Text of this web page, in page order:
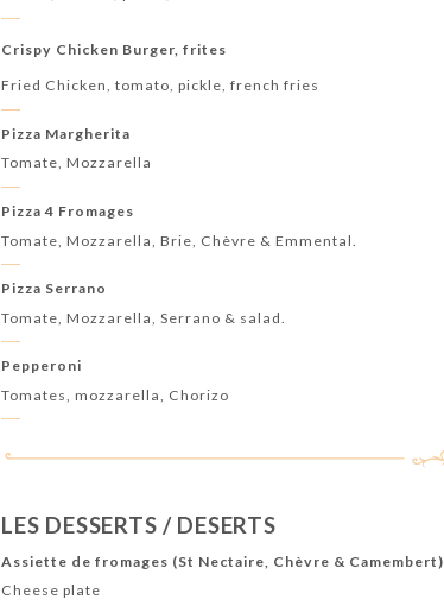
Crispy Chicken Burger, frites
Fried Chicken, tomato, pickle, french fries
Pizza Margherita
Tomate, Mozzarella
Pizza 4 Fromages
Tomate, Mozzarella, Brie, Chèvre & Emmental.
Pizza Serrano
Tomate, Mozzarella, Serrano & salad.
Pepperoni
Tomates, mozzarella, Chorizo
LES DESSERTS / DESERTS
Assiette de fromages (St Nectaire, Chèvre & Camembert)
Cheese plate